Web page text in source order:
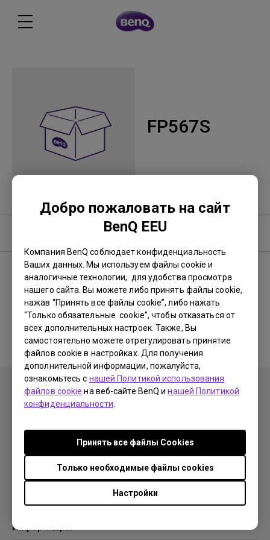
Добро пожаловать на сайт
BenQ EEU
Компания BenQ соблюдает конфиденциальность
Ваших данных. Мы используем файлы cookie и
аналогичные технологии, для удобства просмотра
нашего сайта. Вы можете либо принять файлы cookie,
нажав “Принять все файлы cookie”, либо нажать
“Только обязательные cookie”, чтобы отказаться от
всех дополнительных настроек. Также, Вы
самостоятельно можете отрегулировать принятие
файлов cookie в настройках. Для получения
дополнительной информации, пожалуйста,
ознакомьтесь с нашей Политикой использования
файлов cookie на веб-сайте BenQ инашей Политикой
конфиденциальности
Настройки
Только необходимые файлы cookies
Принять все файлы Сookies
FP567S
Программное обеспечение
Соответствующие программы
и драйверы отсутствуют
Продукция
Мониторы
Решения
Поддержка
Ресурсы
Информация